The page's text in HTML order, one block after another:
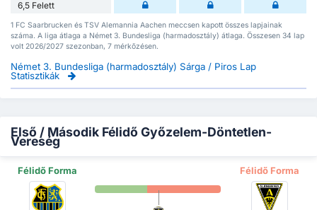
6,5 Felett
1 FC Saarbrucken és TSV Alemannia Aachen meccsen kapott összes lapjainak
száma. A liga átlaga a Német 3. Bundesliga (harmadosztály) átlaga. Összesen 34 lap
volt 2026/2027 szezonban, 7 mérkőzésen.
Német 3. Bundesliga (harmadosztály) Sárga / Piros Lap
Statisztikák
Első / Második Félidő Győzelem-Döntetlen-
Vereség
Félidő Forma Félidő Forma